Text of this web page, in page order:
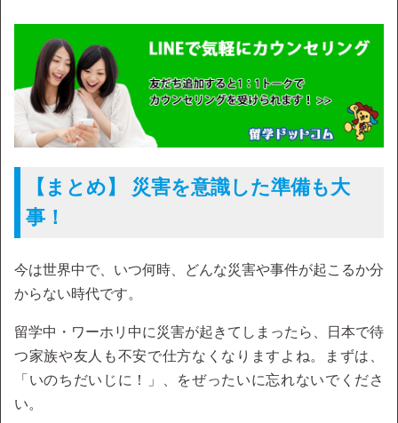
【まとめ】 災害を意識した準備も大
事！
今は世界中で、いつ何時、どんな災害や事件が起こるか分
からない時代です。
留学中・ワーホリ中に災害が起きてしまったら、日本で待
つ家族や友人も不安で仕方なくなりますよね。まずは、
「いのちだいじに！」、をぜったいに忘れないでくださ
い。